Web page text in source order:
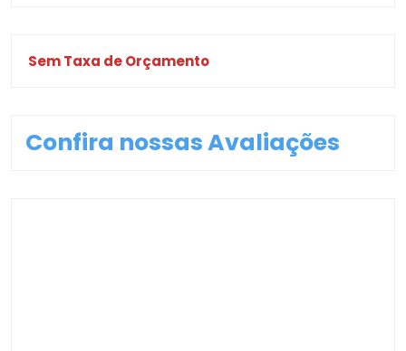
Sem Taxa de Orçamento
Confira nossas Avaliações